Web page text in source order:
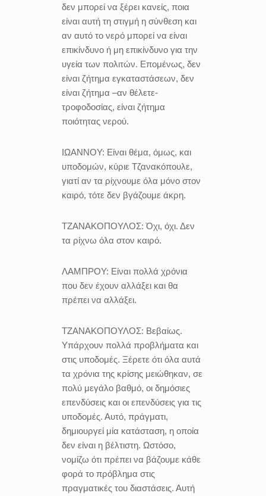
δεν μπορεί να ξέρει κανείς, ποια
είναι αυτή τη στιγμή η σύνθεση και
αν αυτό το νερό μπορεί να είναι
επικίνδυνο ή μη επικίνδυνο για την
υγεία των πολιτών. Επομένως, δεν
είναι ζήτημα εγκαταστάσεων, δεν
είναι ζήτημα –αν θέλετε-
τροφοδοσίας, είναι ζήτημα
ποιότητας νερού.
ΙΩΑΝΝΟΥ: Είναι θέμα, όμως, και
υποδομών, κύριε Τζανακόπουλε,
γιατί αν τα ρίχνουμε όλα μόνο στον
καιρό, τότε δεν βγάζουμε άκρη.
ΤΖΑΝΑΚΟΠΟΥΛΟΣ:Όχι, όχι. Δεν
τα ρίχνω όλα στον καιρό.
ΛΑΜΠΡΟΥ: Είναι πολλά χρόνια
που δεν έχουν αλλάξει και θα
πρέπει να αλλάξει.
ΤΖΑΝΑΚΟΠΟΥΛΟΣ: Βεβαίως.
Υπάρχουν πολλά προβλήματα και
στις υποδομές. Ξέρετε ότι όλα αυτά
τα χρόνια της κρίσης μειώθηκαν, σε
πολύ μεγάλο βαθμό, οι δημόσιες
επενδύσεις και οι επενδύσεις για τις
υποδομές. Αυτό, πράγματι,
δημιουργεί μία κατάσταση, η οποία
δεν είναι η βέλτιστη. Ωστόσο,
νομίζω ότι πρέπει να βάζουμε κάθε
φορά το πρόβλημα στις
πραγματικές του διαστάσεις. Αυτή